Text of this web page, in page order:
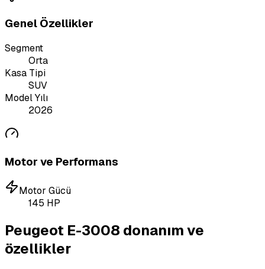
Genel Özellikler
Segment
Orta
Kasa Tipi
SUV
Model Yılı
2026
Motor ve Performans
Motor Gücü
145 HP
Peugeot E-3008 donanım ve
özellikler